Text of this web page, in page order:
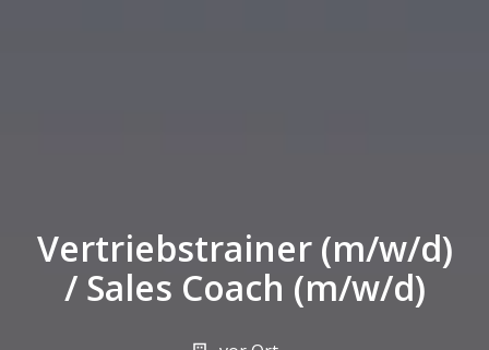
Vertriebstrainer (m/w/d)
/ Sales Coach (m/w/d)